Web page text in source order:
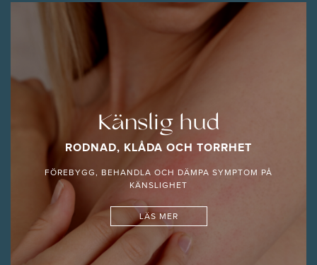
Känslig hud
RODNAD, KLÅDA OCH TORRHET
FÖREBYGG, BEHANDLA OCH DÄMPA SYMPTOM PÅ
KÄNSLIGHET
LÄS MER